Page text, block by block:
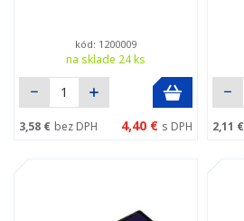
kód: 1200009
na sklade 24 ks
3,58 € bez DPH 4,40 € s DPH 2,11 €